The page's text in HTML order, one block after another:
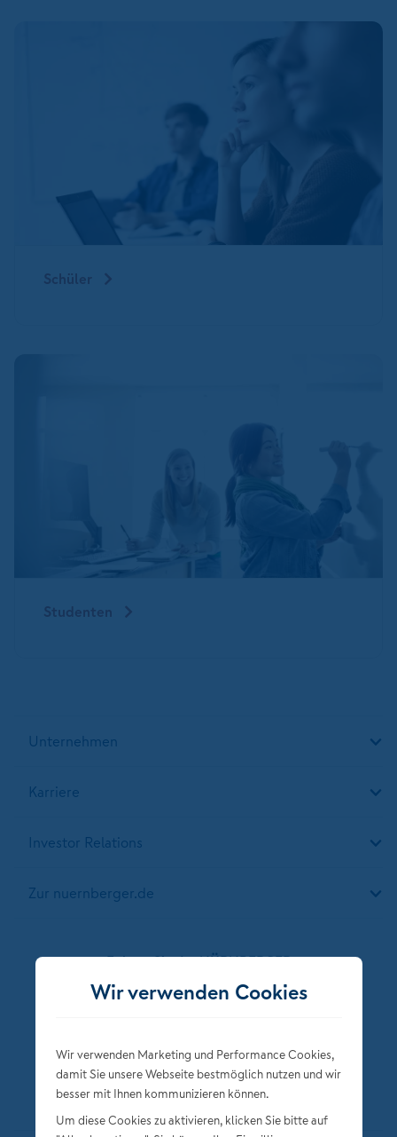
Schüler
Studenten
Unternehmen
Karriere
Investor Relations
Zur nuernberger.de
Folgen Sie der NÜRNBERGER
Wir verwenden Cookies
Wir verwenden Marketing und Performance Cookies,
damit Sie unsere Webseite bestmöglich nutzen und wir
besser mit Ihnen kommunizieren können.
Um diese Cookies zu aktivieren, klicken Sie bitte auf